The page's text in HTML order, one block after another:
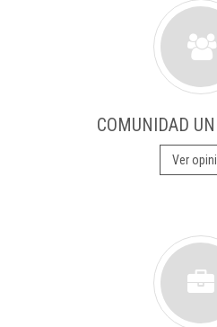
COMUNIDAD
Ver